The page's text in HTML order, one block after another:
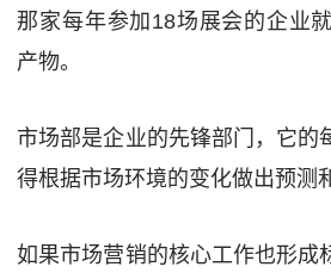
那家每年参加18场展会的企业
产物。
市场部是企业的先锋部门，它的
得根据市场环境的变化做出预测
如果市场营销的核心工作也形成